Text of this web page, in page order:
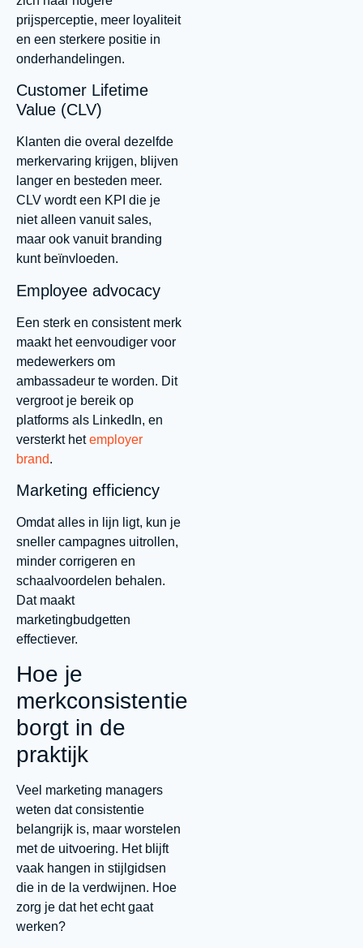
prijsperceptie, meer loyaliteit
en een sterkere positie in
onderhandelingen.
Customer Lifetime
Value (CLV)
Klanten die overal dezelfde
merkervaring krijgen, blijven
langer en besteden meer.
CLV wordt een KPI die je
niet alleen vanuit sales,
maar ook vanuit branding
kunt beïnvloeden.
Employee advocacy
Een sterk en consistent merk
maakt het eenvoudiger voor
medewerkers om
ambassadeur te worden. Dit
vergroot je bereik op
platforms als LinkedIn, en
versterkt hetemployer
brand.
Marketing efficiency
Omdat alles in lijn ligt, kun je
sneller campagnes uitrollen,
minder corrigeren en
schaalvoordelen behalen.
Dat maakt
marketingbudgetten
effectiever.
Hoe je
merkconsistentie
borgt in de
praktijk
Veel marketing managers
weten dat consistentie
belangrijk is, maar worstelen
met de uitvoering. Het blijft
vaak hangen in stijlgidsen
die in de la verdwijnen. Hoe
zorg je dat het echt gaat
werken?